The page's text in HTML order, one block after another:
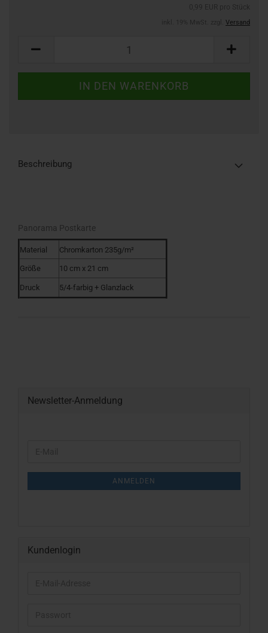
Versand
Beschreibung
Panorama Postkarte
Material Chromkarton 235g/m²
Größe 10 cm x 21 cm
Druck 5/4-farbig + Glanzlack
Newsletter-Anmeldung
ANMELDEN
Kundenlogin